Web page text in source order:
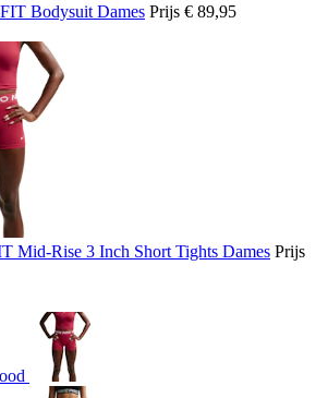
Bodysuit Dames Prijs € 89,95
Mid-Rise 3 Inch Short Tights Dames Prijs